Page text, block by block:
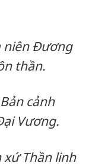
niên Đương
thần.
cảnh
Vương.
xứ Thần linh